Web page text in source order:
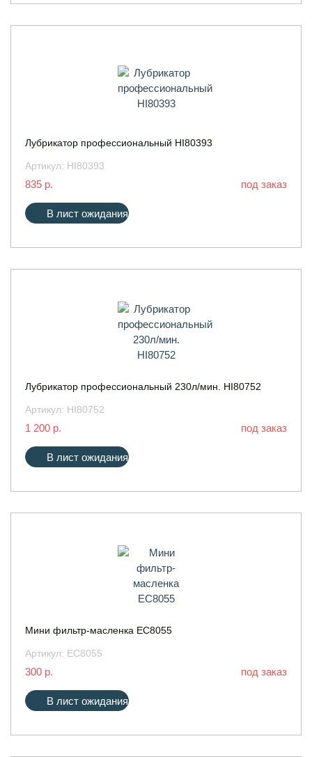
Лубрикатор профессиональный HI80393
Артикул: HI80393
835 р. под заказ
В лист ожидания
Лубрикатор профессиональный 230л/мин. HI80752
Артикул: HI80752
1 200 р. под заказ
В лист ожидания
Мини фильтр-масленка EC8055
Артикул: EC8055
300 р. под заказ
В лист ожидания